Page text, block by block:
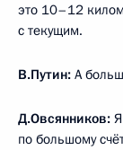
это 10–12
с текущим.
В.Путин: А
Д.Овсянников:
по большому